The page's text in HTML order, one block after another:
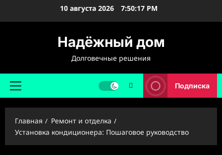
10 августа 2026 7:50:18 PM
Надёжный дом
Долговечные решения
Основное
Подписка
Главная
Ремонт и отделка
Установка кондиционера: Пошаговое руководство